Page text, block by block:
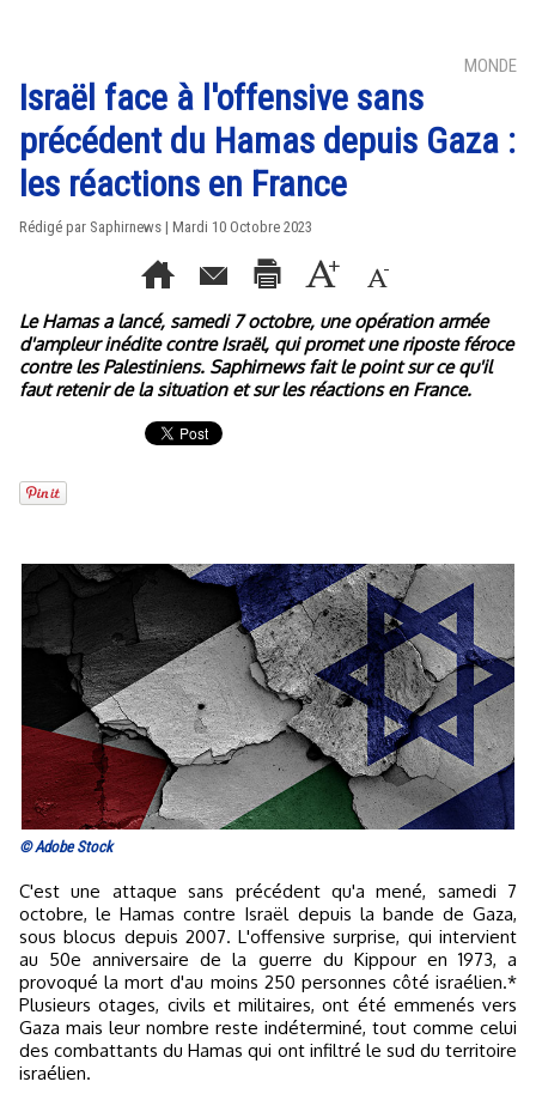
MONDE
Israël face à l'offensive sans
précédent du Hamas depuis Gaza :
les réactions en France
Rédigé par Saphirnews | Mardi 10 Octobre 2023
Le Hamas a lancé, samedi 7 octobre, une opération armée
d'ampleur inédite contre Israël, qui promet une riposte féroce
contre les Palestiniens. Saphirnews fait le point sur ce qu'il
faut retenir de la situation et sur les réactions en France.
© Adobe Stock
C'est une attaque sans précédent qu'a mené, samedi 7
octobre, le Hamas contre Israël depuis la bande de Gaza,
sous blocus depuis 2007. L'offensive surprise, qui intervient
au 50e anniversaire de la guerre du Kippour en 1973, a
provoqué la mort d'au moins 250 personnes côté israélien.*
Plusieurs otages, civils et militaires, ont été emmenés vers
Gaza mais leur nombre reste indéterminé, tout comme celui
des combattants du Hamas qui ont infiltré le sud du territoire
israélien.